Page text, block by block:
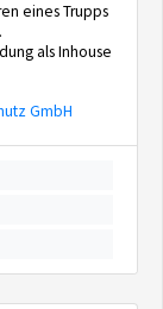
eines Trupps
als Inhouse
GmbH